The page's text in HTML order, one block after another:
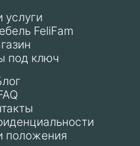
FeliFam
под ключ
положения